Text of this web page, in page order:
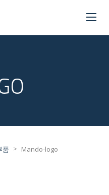
품 > Mando-logo